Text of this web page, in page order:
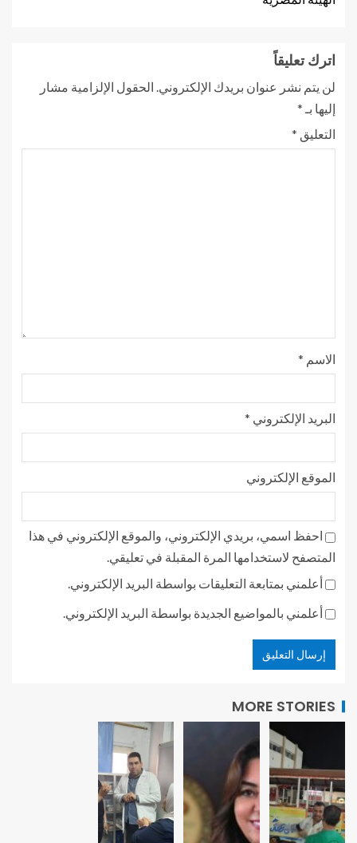
اترك تعليقاً
لن يتم نشر عنوان بريدك الإلكتروني. الحقول الإلزامية مشار
إليها بـ *
التعليق *
الاسم *
البريد الإلكتروني *
الموقع الإلكتروني
احفظ اسمي، بريدي الإلكتروني، والموقع الإلكتروني في هذا
المتصفح لاستخدامها المرة المقبلة في تعليقي.
أعلمني بمتابعة التعليقات بواسطة البريد الإلكتروني.
أعلمني بالمواضيع الجديدة بواسطة البريد الإلكتروني.
MORE STORIES